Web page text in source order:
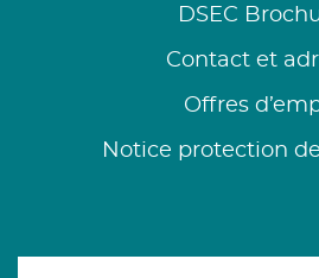
DSEC
Contact et
Offres
Notice protection